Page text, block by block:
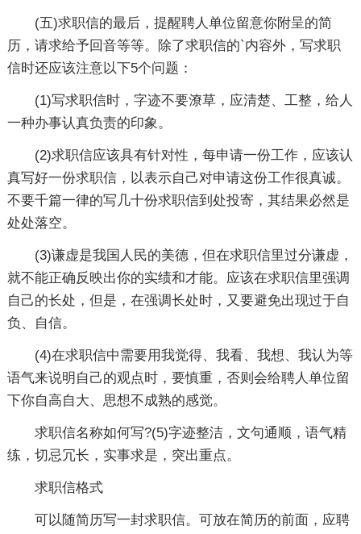
(五)求职信的最后，提醒聘人单位留意你附呈的简
历，请求给予回音等等。除了求职信的`内容外，写求职
信时还应该注意以下5个问题：
(1)写求职信时，字迹不要潦草，应清楚、工整，给人
一种办事认真负责的印象。
(2)求职信应该具有针对性，每申请一份工作，应该认
真写好一份求职信，以表示自己对申请这份工作很真诚。
不要千篇一律的写几十份求职信到处投寄，其结果必然是
处处落空。
(3)谦虚是我国人民的美德，但在求职信里过分谦虚，
就不能正确反映出你的实绩和才能。应该在求职信里强调
自己的长处，但是，在强调长处时，又要避免出现过于自
负、自信。
(4)在求职信中需要用我觉得、我看、我想、我认为等
语气来说明自己的观点时，要慎重，否则会给聘人单位留
下你自高自大、思想不成熟的感觉。
求职信名称如何写?(5)字迹整洁，文句通顺，语气精
练，切忌冗长，实事求是，突出重点。
求职信格式
可以随简历写一封求职信。可放在简历的前面，应聘